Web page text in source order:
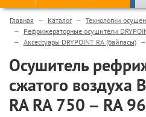
Главная Каталог
Технологии
Рефрижераторные осушители
Аксессуары DRYPOINT RA (байпасы)
Осушитель
сжатого воздуха
RA RA 750 – RA